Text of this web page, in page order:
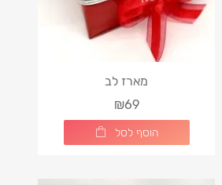
מארז לב
₪69
הוסף לסל